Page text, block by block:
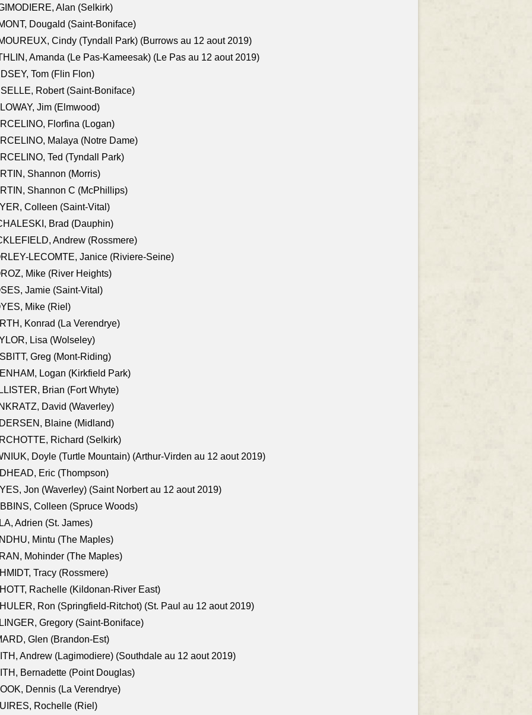
Alan (Selkirk)
Dougald (Saint-Boniface)
Cindy (Tyndall Park) (Burrows au 12 aout 2019)
Amanda (Le Pas-Kameesak) (Le Pas au 12 aout 2019)
Tom (Flin Flon)
Robert (Saint-Boniface)
Jim (Elmwood)
Florfina (Logan)
Malaya (Notre Dame)
Ted (Tyndall Park)
Shannon (Morris)
Shannon C (McPhillips)
Colleen (Saint-Vital)
Brad (Dauphin)
Andrew (Rossmere)
LECOMTE, Janice (Riviere-Seine)
Mike (River Heights)
Jamie (Saint-Vital)
Mike (Riel)
Konrad (La Verendrye)
Lisa (Wolseley)
Greg (Mont-Riding)
Logan (Kirkfield Park)
Brian (Fort Whyte)
David (Waverley)
Blaine (Midland)
Richard (Selkirk)
Doyle (Turtle Mountain) (Arthur-Virden au 12 aout 2019)
Eric (Thompson)
Jon (Waverley) (Saint Norbert au 12 aout 2019)
Colleen (Spruce Woods)
Adrien (St. James)
Mintu (The Maples)
Mohinder (The Maples)
Tracy (Rossmere)
Rachelle (Kildonan-River East)
Ron (Springfield-Ritchot) (St. Paul au 12 aout 2019)
Gregory (Saint-Boniface)
Glen (Brandon-Est)
Andrew (Lagimodiere) (Southdale au 12 aout 2019)
Bernadette (Point Douglas)
Dennis (La Verendrye)
Rochelle (Riel)